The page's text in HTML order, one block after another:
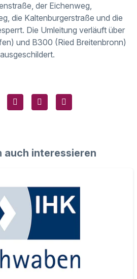
der Eichenweg,
die Kaltenburgerstraße und die
Die Umleitung verläuft über
und B300 (Ried Breitenbronn)
auch interessieren